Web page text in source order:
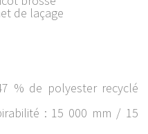
de laçage
% de polyester recyclé
: 15 000 mm / 15